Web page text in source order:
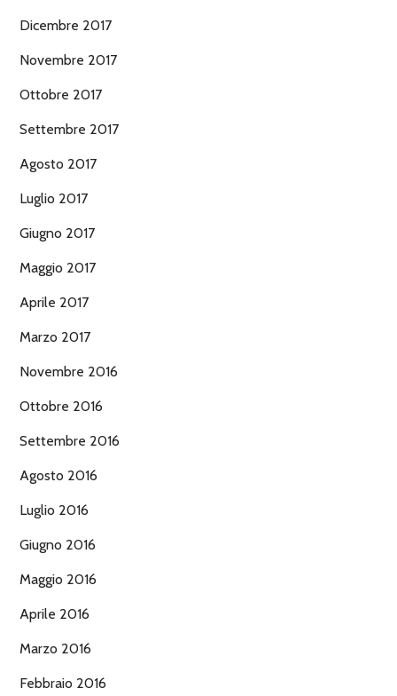
Dicembre 2017
Novembre 2017
Ottobre 2017
Settembre 2017
Agosto 2017
Luglio 2017
Giugno 2017
Maggio 2017
Aprile 2017
Marzo 2017
Novembre 2016
Ottobre 2016
Settembre 2016
Agosto 2016
Luglio 2016
Giugno 2016
Maggio 2016
Aprile 2016
Marzo 2016
Febbraio 2016